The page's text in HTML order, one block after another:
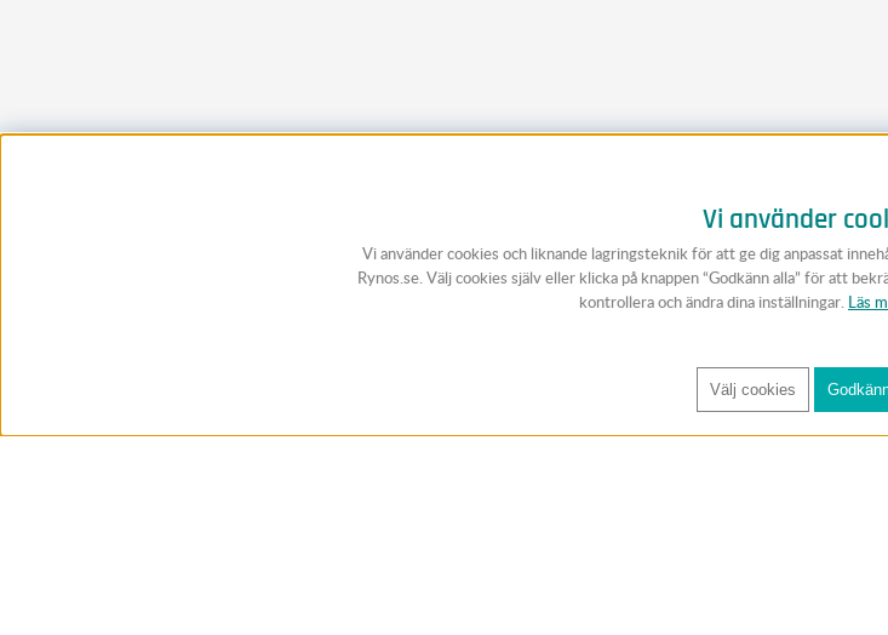
Vi använder
Vi använder cookies och liknande lagringsteknik för att ge dig anpassat
Rynos.se. Välj cookies själv eller klicka på knappen “Godkänn alla” för att
kontrollera och ändra dina inställningar. Läs
Välj cookies